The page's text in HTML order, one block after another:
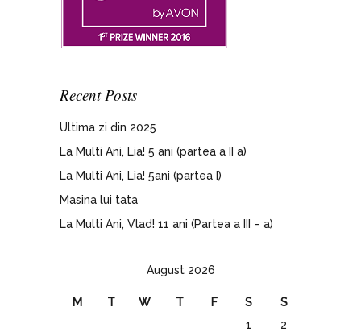
Recent Posts
Ultima zi din 2025
La Multi Ani, Lia! 5 ani (partea a II a)
La Multi Ani, Lia! 5ani (partea I)
Masina lui tata
La Multi Ani, Vlad! 11 ani (Partea a III – a)
August 2026
M T W T F S
S
1
2